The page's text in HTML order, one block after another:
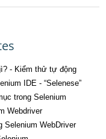
- Kiểm thử tự động
IDE - “Selenese”
trong Selenium
Webdriver
Selenium WebDriver